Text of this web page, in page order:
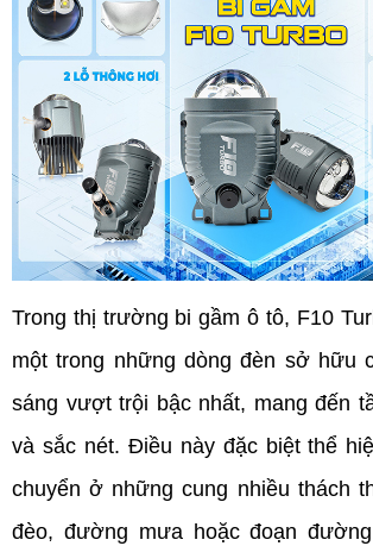
Trong thị trường bi gầm ô tô, F10
một trong những dòng đèn sở hữu
sáng vượt trội bậc nhất, mang đến
và sắc nét. Điều này đặc biệt thể
chuyển ở những cung nhiều thách
đèo, đường mưa hoặc đoạn